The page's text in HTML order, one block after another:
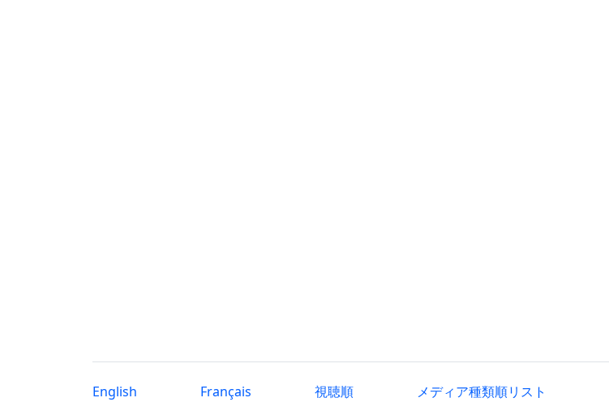
English Français 視聴順 メディア種類順リスト